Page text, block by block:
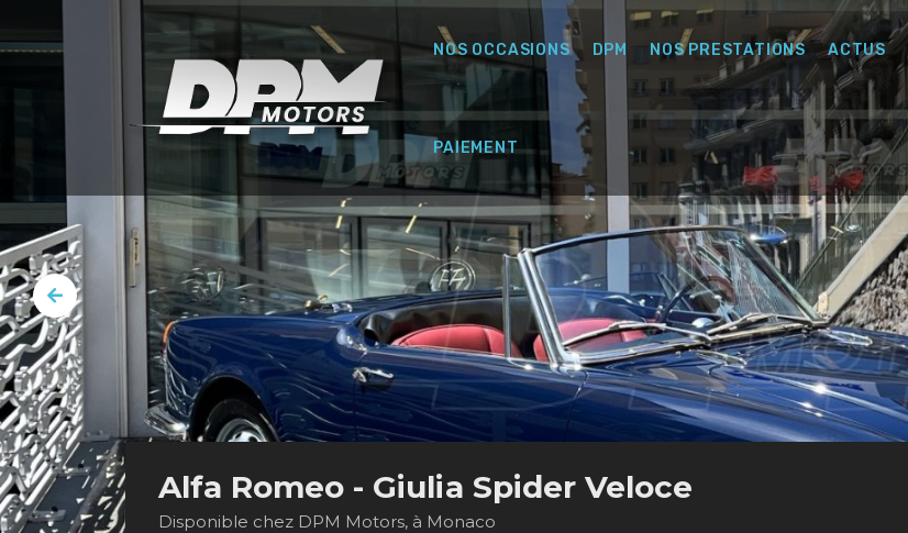
NOS OCCASIONS DPM NOS PRESTATIONS ACTUS
PAIEMENT
Alfa Romeo - Giulia Spider Veloce
Disponible chez DPM Motors, à Monaco